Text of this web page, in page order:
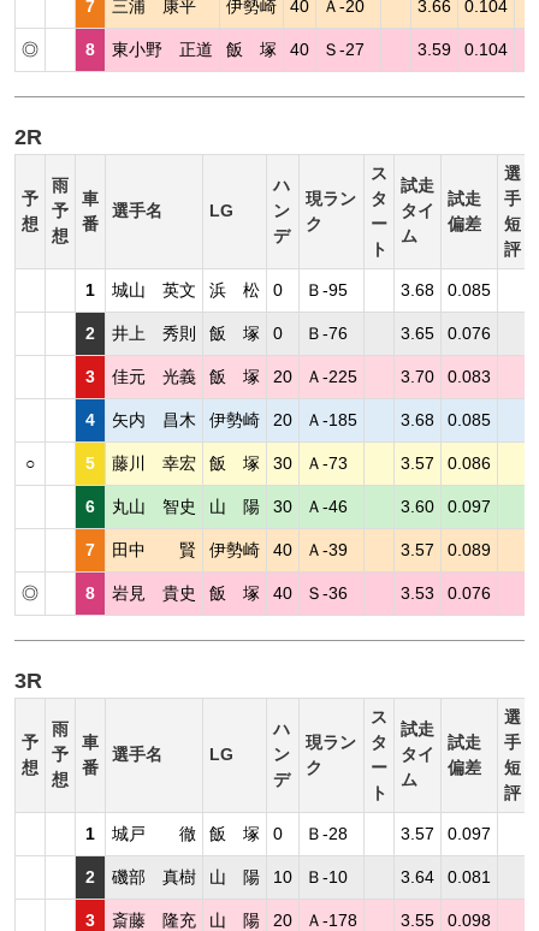
7 三浦 康平 伊勢崎 40 Ａ-20 3.66 0.104
◎ 8 東小野 正道 飯 塚 40 Ｓ-27 3.59 0.104
2R
予
想
雨
予
想
車
番
選手名 LG
ハ
ン
デ
現ラン
ク
ス
タ
ー
ト
試走
タイ
ム
試走
偏差
選
手
短
評
1 城山 英文 浜 松 0 Ｂ-95 3.68 0.085
2 井上 秀則 飯 塚 0 Ｂ-76 3.65 0.076
3 佳元 光義 飯 塚 20 Ａ-225 3.70 0.083
4 矢内 昌木 伊勢崎 20 Ａ-185 3.68 0.085
○ 5 藤川 幸宏 飯 塚 30 Ａ-73 3.57 0.086
6 丸山 智史 山 陽 30 Ａ-46 3.60 0.097
7 田中 賢 伊勢崎 40 Ａ-39 3.57 0.089
◎ 8 岩見 貴史 飯 塚 40 Ｓ-36 3.53 0.076
3R
予
想
雨
予
想
車
番
選手名 LG
ハ
ン
デ
現ラン
ク
ス
タ
ー
ト
試走
タイ
ム
試走
偏差
選
手
短
評
1 城戸 徹 飯 塚 0 Ｂ-28 3.57 0.097
2 磯部 真樹 山 陽 10 Ｂ-10 3.64 0.081
3 斎藤 隆充 山 陽 20 Ａ-178 3.55 0.098